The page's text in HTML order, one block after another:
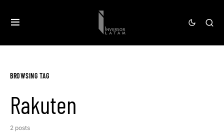
BROWSING TAG
Rakuten
2 posts